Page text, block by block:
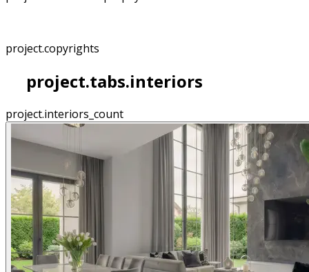
project.copyrights
project.tabs.interiors
project.interiors_count